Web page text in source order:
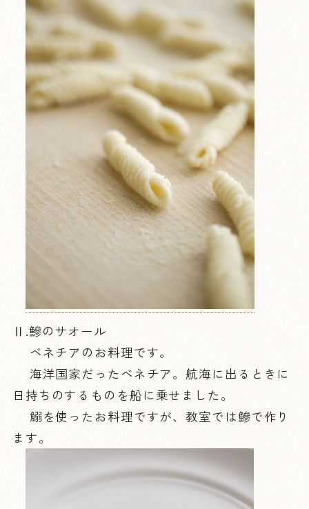
Ⅱ.鰺のサオール
ベネチアのお料理です。
海洋国家だったベネチア。航海に出るときに
日持ちのするものを船に乗せました。
鰯を使ったお料理ですが、教室では鰺で作り
ます。